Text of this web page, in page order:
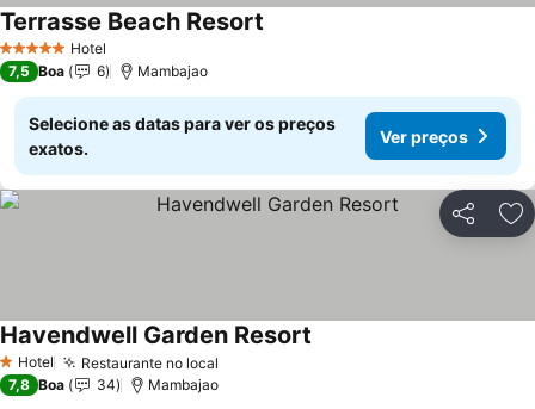
5 Estrelas Hotel
Terrasse Beach Resort
7,5 Boa 6 Mambajao
Selecione as datas para ver os preços
exatos.
Ver preços
Partilhar
1 Estrelas
Hotel Restaurante no local
Havendwell Garden Resort
7,8 Boa 34 Mambajao